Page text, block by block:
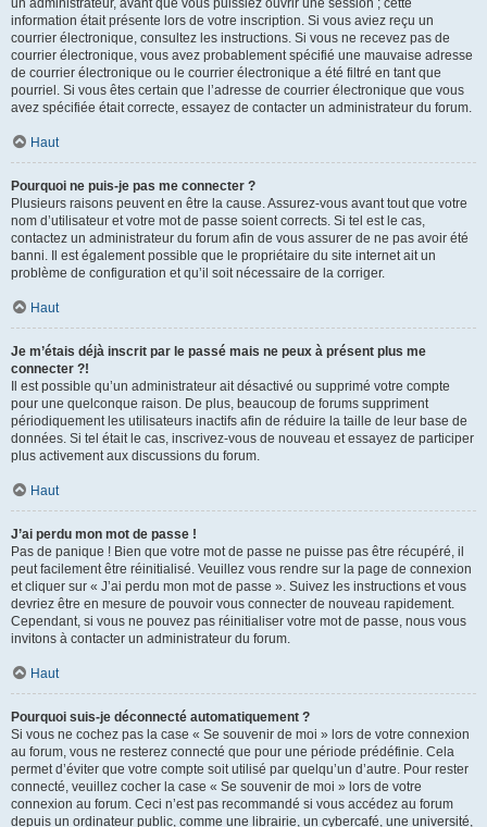
un administrateur, avant que vous puissiez ouvrir une session ; cette
information était présente lors de votre inscription. Si vous aviez reçu un
courrier électronique, consultez les instructions. Si vous ne recevez pas de
courrier électronique, vous avez probablement spécifié une mauvaise adresse
de courrier électronique ou le courrier électronique a été filtré en tant que
pourriel. Si vous êtes certain que l’adresse de courrier électronique que vous
avez spécifiée était correcte, essayez de contacter un administrateur du forum.
Haut
Pourquoi ne puis-je pas me connecter ?
Plusieurs raisons peuvent en être la cause. Assurez-vous avant tout que votre
nom d’utilisateur et votre mot de passe soient corrects. Si tel est le cas,
contactez un administrateur du forum afin de vous assurer de ne pas avoir été
banni. Il est également possible que le propriétaire du site internet ait un
problème de configuration et qu’il soit nécessaire de la corriger.
Haut
Je m’étais déjà inscrit par le passé mais ne peux à présent plus me
connecter ?!
Il est possible qu’un administrateur ait désactivé ou supprimé votre compte
pour une quelconque raison. De plus, beaucoup de forums suppriment
périodiquement les utilisateurs inactifs afin de réduire la taille de leur base de
données. Si tel était le cas, inscrivez-vous de nouveau et essayez de participer
plus activement aux discussions du forum.
Haut
J’ai perdu mon mot de passe !
Pas de panique ! Bien que votre mot de passe ne puisse pas être récupéré, il
peut facilement être réinitialisé. Veuillez vous rendre sur la page de connexion
et cliquer sur « J’ai perdu mon mot de passe ». Suivez les instructions et vous
devriez être en mesure de pouvoir vous connecter de nouveau rapidement.
Cependant, si vous ne pouvez pas réinitialiser votre mot de passe, nous vous
invitons à contacter un administrateur du forum.
Haut
Pourquoi suis-je déconnecté automatiquement ?
Si vous ne cochez pas la case « Se souvenir de moi » lors de votre connexion
au forum, vous ne resterez connecté que pour une période prédéfinie. Cela
permet d’éviter que votre compte soit utilisé par quelqu’un d’autre. Pour rester
connecté, veuillez cocher la case « Se souvenir de moi » lors de votre
connexion au forum. Ceci n’est pas recommandé si vous accédez au forum
depuis un ordinateur public, comme une librairie, un cybercafé, une université,